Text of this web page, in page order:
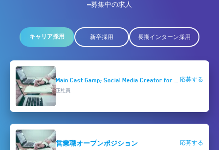
募集中の求人
キャリア採用 新卒採用 長期インターン採用
Main Cast &amp; Social Media Creator for YouTube &amp; Social Media (SNS) 応募する
正社員
営業職オープンポジション 応募する